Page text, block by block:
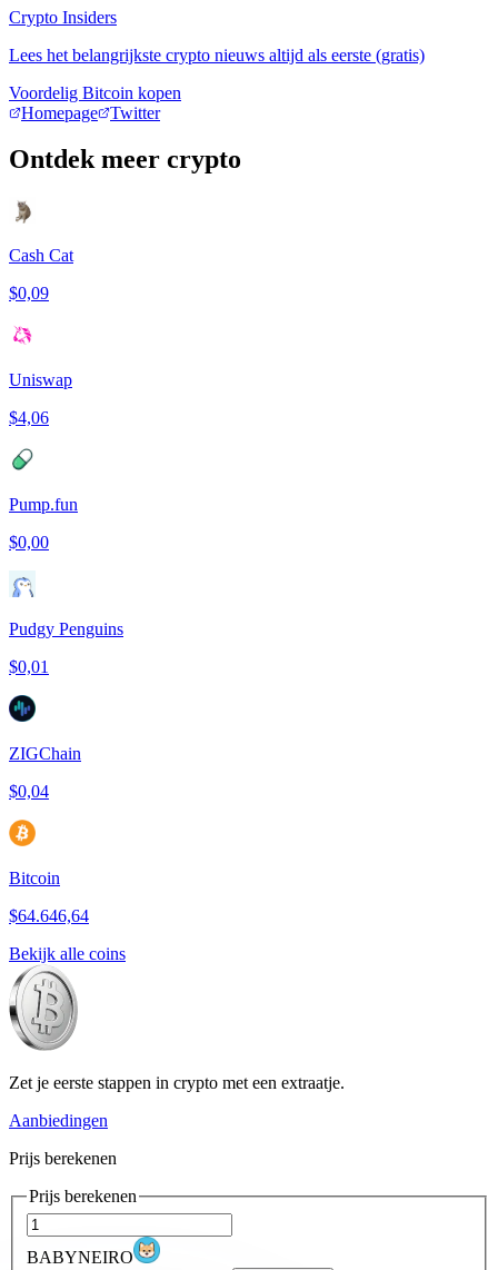
Crypto Insiders
Lees het belangrijkste crypto nieuws altijd als eerste (gratis)
Voordelig Bitcoin kopen
Homepage
Twitter
Ontdek meer crypto
Cash Cat
$0,09
Uniswap
$4,06
Pump.fun
$0,00
Pudgy Penguins
$0,01
ZIGChain
$0,04
Bitcoin
$64.646,64
Bekijk alle coins
Zet je eerste stappen in crypto met een extraatje.
Aanbiedingen
Prijs berekenen
Prijs berekenen
BABYNEIRO